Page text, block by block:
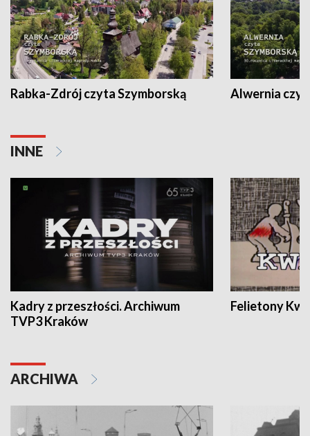
Rabka-Zdrój czyta Szymborską Alwernia
INNE
Kadry z przeszłości. Archiwum
TVP3 Kraków
Felietony
ARCHIWA